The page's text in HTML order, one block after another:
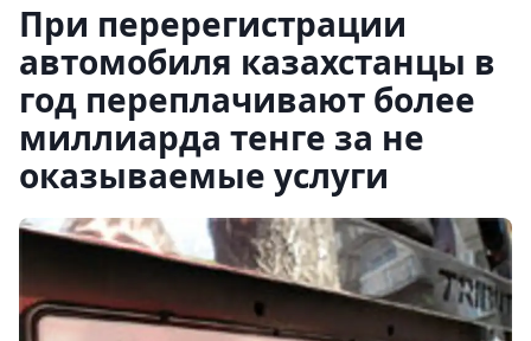
При перерегистрации
автомобиля казахстанцы в
год переплачивают более
миллиарда тенге за не
оказываемые услуги